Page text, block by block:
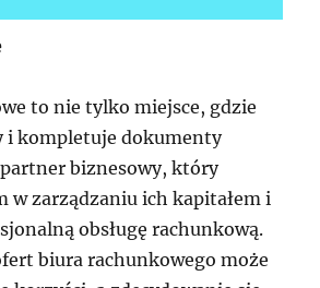
to nie tylko miejsce, gdzie
i kompletuje dokumenty
biznesowy, który
w zarządzaniu ich kapitałem i
obsługę rachunkową.
biura rachunkowego może